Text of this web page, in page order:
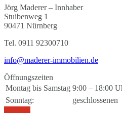
Jörg Maderer – Innhaber
Stuibenweg 1
90471 Nürnberg
Tel. 0911 92300710
info@maderer-immobilien.de
Öffnungszeiten
Montag bis Samstag 9:00 – 18:00
Sonntag:
geschlossenen